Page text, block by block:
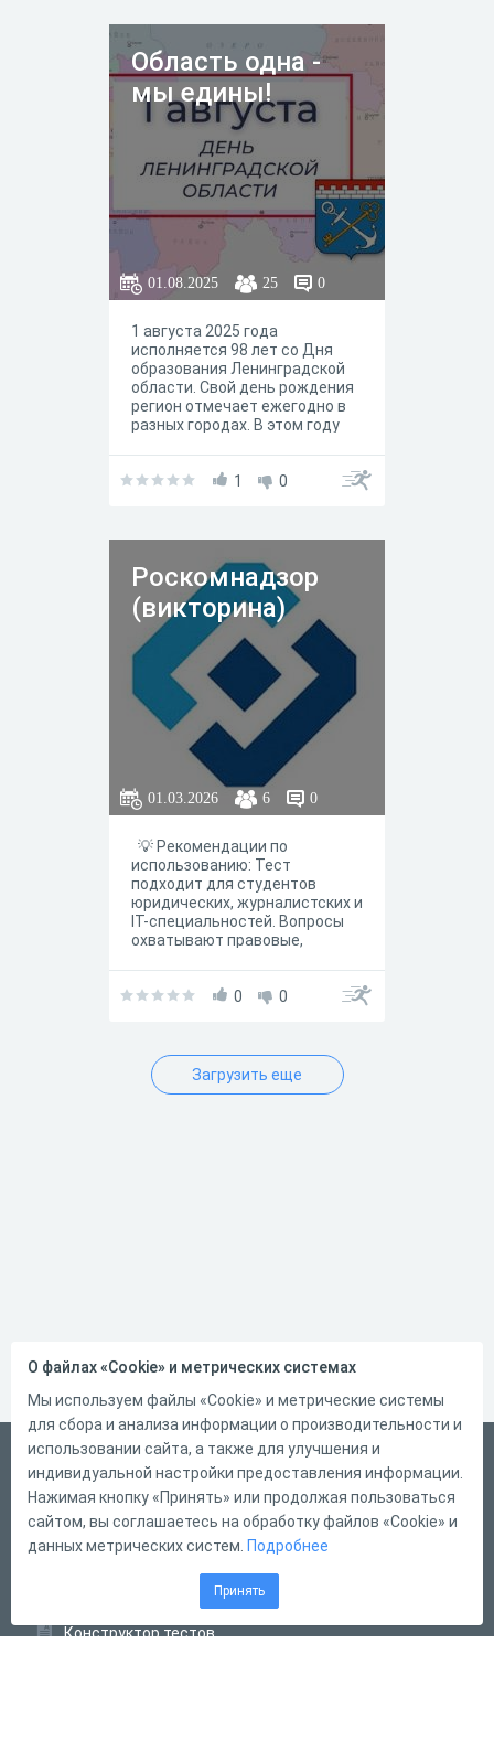
Область одна -
мы едины!
01.08.2025 25 0
1 августа 2025 года
исполняется 98 лет со Дня
образования Ленинградской
области. Свой день рождения
регион отмечает ежегодно в
разных городах. В этом году
город - юбиляр Кириши. В этом
региона исполнилось 60 лет.
1 0
Роскомнадзор
(викторина)
01.03.2026 6 0
💡 Рекомендации по
использованию: Тест
подходит для студентов
юридических, журналистских и
IT-специальностей. Вопросы
охватывают правовые,
Для углублённой подготовки
СМИ».
0 0
Загрузить еще
Русский
Справка
Форма обратной связи
Конструктор тестов
О файлах «Cookie» и метрических системах
Мы используем файлы «Cookie» и метрические системы
для сбора и анализа информации о производительности и
использовании сайта, а также для улучшения и
индивидуальной настройки предоставления информации.
Нажимая кнопку «Принять» или продолжая пользоваться
сайтом, вы соглашаетесь на обработку файлов «Cookie» и
данных метрических систем. Подробнее
Принять